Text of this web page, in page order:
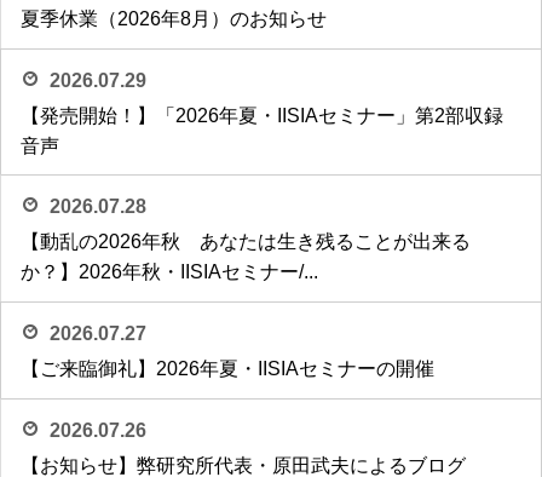
夏季休業（2026年8月）のお知らせ
2026.07.29
【発売開始！】「2026年夏・IISIAセミナー」第2部収録
音声
2026.07.28
【動乱の2026年秋 あなたは生き残ることが出来る
か？】2026年秋・IISIAセミナー/...
2026.07.27
【ご来臨御礼】2026年夏・IISIAセミナーの開催
2026.07.26
【お知らせ】弊研究所代表・原田武夫によるブログ